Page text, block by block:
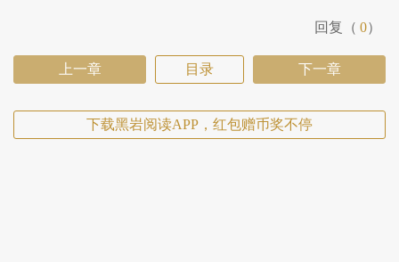
回复（ 0）
上一章 目录 下一章
下载黑岩阅读APP，红包赠币奖不停